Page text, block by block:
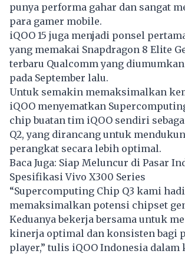
punya performa gahar dan sangat
para gamer mobile.
iQOO 15 juga menjadi ponsel
yang memakai Snapdragon 8 Elite
terbaru Qualcomm yang
pada September lalu.
Untuk semakin memaksimalkan
iQOO menyematkan
chip buatan tim iQOO sendiri
Q2, yang dirancang untuk
perangkat secara lebih optimal.
Baca Juga: Siap Meluncur di Pasar
Spesifikasi Vivo X300 Series
“Supercomputing Chip Q3 kami
memaksimalkan potensi chipset
Keduanya bekerja bersama untuk
kinerja optimal dan konsisten bagi
player,” tulis iQOO Indonesia dalam